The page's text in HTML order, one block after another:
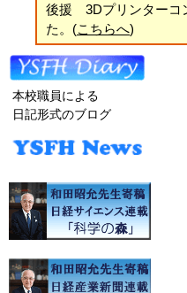
後援 3Dプリンターコ
た。(こちらへ)
本校職員による
日記形式のブログ